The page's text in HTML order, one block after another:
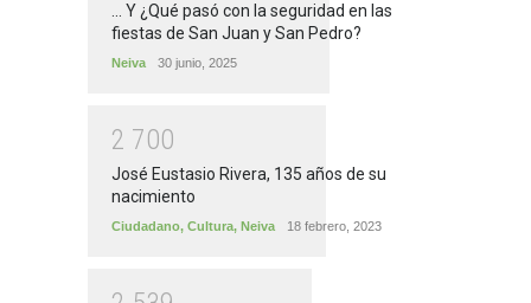
... Y ¿Qué pasó con la seguridad en las
fiestas de San Juan y San Pedro?
Neiva 30 junio, 2025
2 700
José Eustasio Rivera, 135 años de su
nacimiento
Ciudadano, Cultura, Neiva 18 febrero, 2023